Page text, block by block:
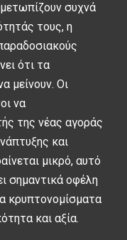
συχνά
τους, η
ότι τα
μείνουν. Οι
να
της νέας αγοράς
και
μικρό, αυτό
σημαντικά οφέλη
κρυπτονομίσματα
και αξία.